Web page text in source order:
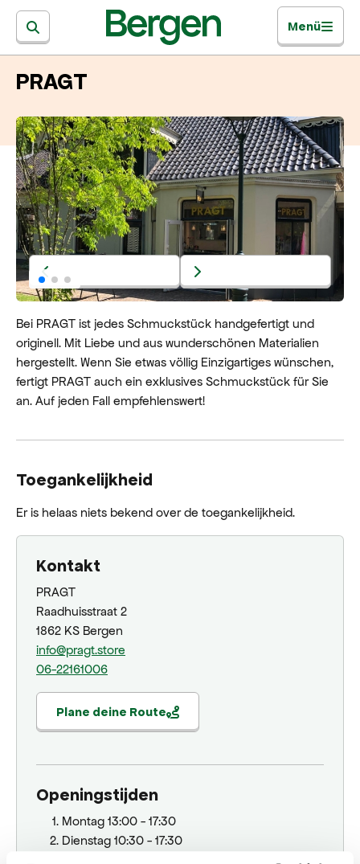
Menü
PRAGT
Bei PRAGT ist jedes Schmuckstück handgefertigt und
originell. Mit Liebe und aus wunderschönen Materialien
hergestellt. Wenn Sie etwas völlig Einzigartiges wünschen,
fertigt PRAGT auch ein exklusives Schmuckstück für Sie
an. Auf jeden Fall empfehlenswert!
Toegankelijkheid
Er is helaas niets bekend over de toegankelijkheid.
Kontakt
PRAGT
Raadhuisstraat 2
1862 KS Bergen
info@pragt.store
06-22161006
Plane deine Route
Openingstijden
Montag 13:00 - 17:30
Dienstag 10:30 - 17:30